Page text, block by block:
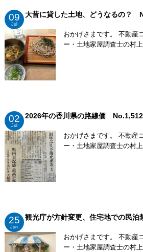
09
Jul
大昔に貸した土地、どうなるの？
おかげさまです。 不動産
ー・土地家屋調査士の村
02
Jul
2026年の香川県の路線価 No.1,512
おかげさまです。 不動産
ー・土地家屋調査士の村
25
Jun
観光庁が方針変更、住宅地での民
おかげさまです。 不動産
ー・土地家屋調査士の村